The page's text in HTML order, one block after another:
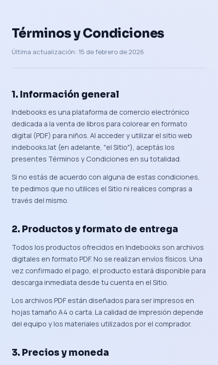
Términos y Condiciones
Última actualización: 15 de febrero de 2026
1. Información general
Indebooks es una plataforma de comercio electrónico
dedicada a la venta de libros para colorear en formato
digital (PDF) para niños. Al acceder y utilizar el sitio web
indebooks.lat (en adelante, "el Sitio"), aceptás los
presentes Términos y Condiciones en su totalidad.
Si no estás de acuerdo con alguna de estas condiciones,
te pedimos que no utilices el Sitio ni realices compras a
través del mismo.
2. Productos y formato de entrega
Todos los productos ofrecidos en Indebooks son archivos
digitales en formato PDF. No se realizan envíos físicos. Una
vez confirmado el pago, el producto estará disponible para
descarga inmediata desde tu cuenta en el Sitio.
Los archivos PDF están diseñados para ser impresos en
hojas tamaño A4 o carta. La calidad de impresión depende
del equipo y los materiales utilizados por el comprador.
3. Precios y moneda